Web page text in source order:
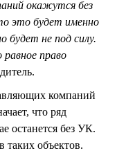
окажутся без
это будет именно
будет не под силу.
право
компаний
что ряд
останется без УК.
таких объектов.